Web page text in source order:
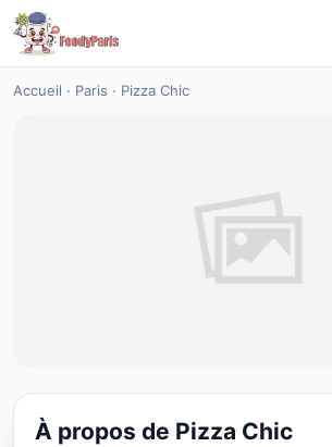
Accueil · Paris · Pizza Chic
À propos de Pizza Chic